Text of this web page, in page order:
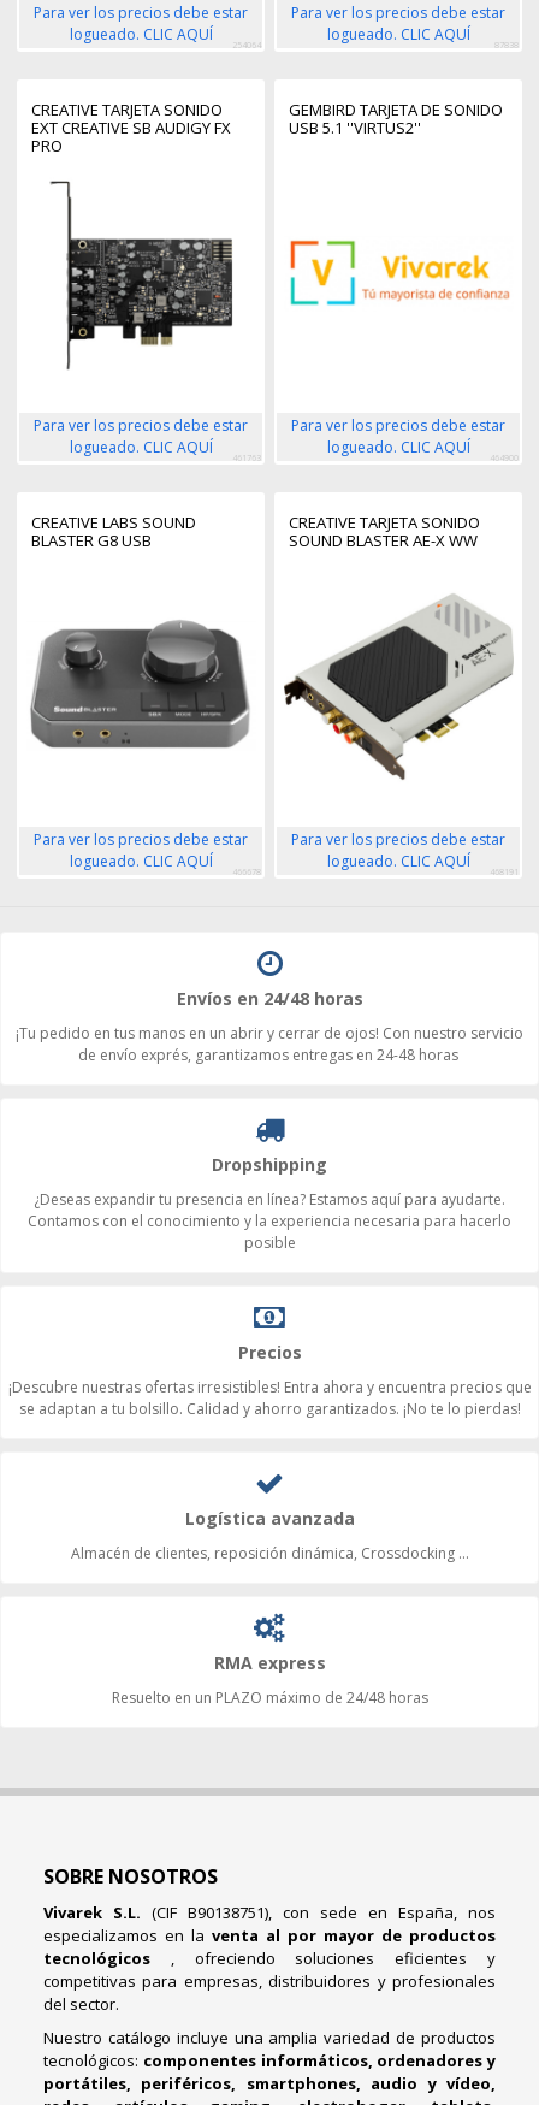
Para ver los precios debe estar
logueado. CLIC AQUÍ
254064
Para ver los precios debe estar
logueado. CLIC AQUÍ
87838
CREATIVE TARJETA SONIDO
EXT CREATIVE SB AUDIGY FX
PRO
Para ver los precios debe estar
logueado. CLIC AQUÍ
461763
GEMBIRD TARJETA DE SONIDO
USB 5.1 ''VIRTUS2''
Para ver los precios debe estar
logueado. CLIC AQUÍ
464900
CREATIVE LABS SOUND
BLASTER G8 USB
Para ver los precios debe estar
logueado. CLIC AQUÍ
466678
CREATIVE TARJETA SONIDO
SOUND BLASTER AE-X WW
Para ver los precios debe estar
logueado. CLIC AQUÍ
468191
Envíos en 24/48 horas
¡Tu pedido en tus manos en un abrir y cerrar de ojos! Con nuestro servicio
de envío exprés, garantizamos entregas en 24-48 horas
Dropshipping
¿Deseas expandir tu presencia en línea? Estamos aquí para ayudarte.
Contamos con el conocimiento y la experiencia necesaria para hacerlo
posible
Precios
¡Descubre nuestras ofertas irresistibles! Entra ahora y encuentra precios que
se adaptan a tu bolsillo. Calidad y ahorro garantizados. ¡No te lo pierdas!
Logística avanzada
Almacén de clientes, reposición dinámica, Crossdocking ...
RMA express
Resuelto en un PLAZO máximo de 24/48 horas
SOBRE NOSOTROS
Vivarek S.L. (CIF B90138751), con sede en España, nos
especializamos en la venta al por mayor de productos
tecnológicos , ofreciendo soluciones eficientes y
competitivas para empresas, distribuidores y profesionales
del sector.
Nuestro catálogo incluye una amplia variedad de productos
tecnológicos: componentes informáticos, ordenadores y
portátiles, periféricos, smartphones, audio y vídeo,